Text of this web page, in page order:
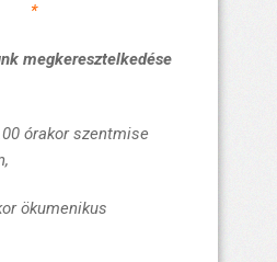
*
megkeresztelkedése
órakorszentmise
ökumenikus